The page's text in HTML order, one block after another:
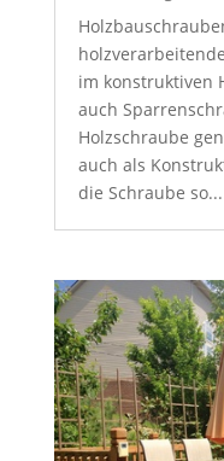
im konstruktiven
auch
Holzschraube
auch als
die Schraube so...